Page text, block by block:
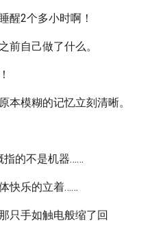
醒2个多小时啊！
前自己做了什么。
本模糊的记忆立刻清晰。
的不是机器……
快乐的立着……
只手如触电般缩了回